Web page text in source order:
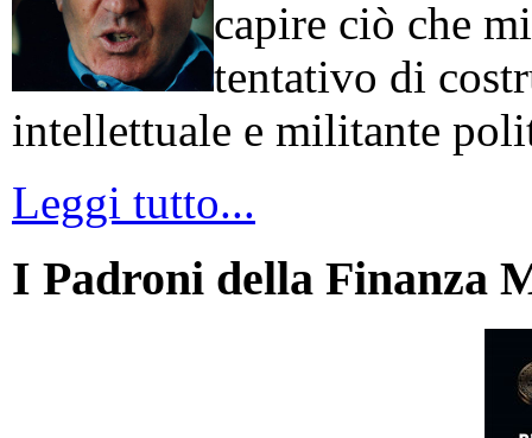
capire ciò che
tentativo di
intellettuale e militante
Leggi tutto...
I Padroni della Finanza